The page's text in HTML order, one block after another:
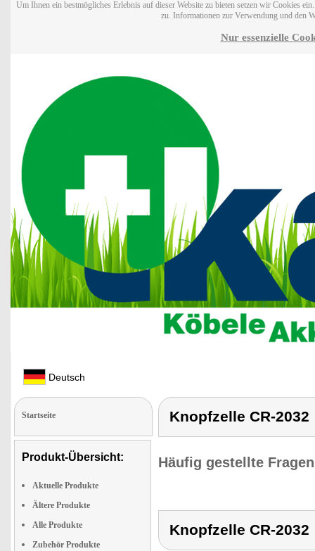
Um Ihnen ein bestmögliches Erlebnis auf dieser Website zu bieten setzen wir Cookies
zu. Informationen zur Verwendung und den
Nur essenzielle
Deutsch
Startseite
Produkt-Übersicht:
Aktuelle Produkte
Ältere Produkte
Alle Produkte
Zubehör Produkte
Knopfzelle CR-2032
Häufig gestellte
Knopfzelle CR-2032